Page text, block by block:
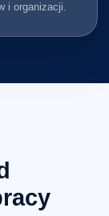
i organizacji.